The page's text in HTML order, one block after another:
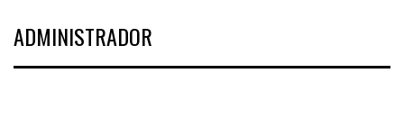
ADMINISTRADOR